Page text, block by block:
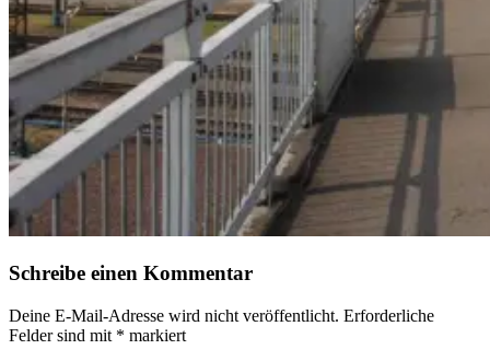
Schreibe einen Kommentar
Deine E-Mail-Adresse wird nicht veröffentlicht. Erforderliche
Felder sind mit * markiert